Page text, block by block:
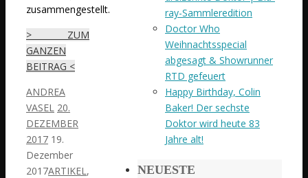
zusammengestellt.
> ZUM
GANZEN
BEITRAG <
ANDREA
VASEL 20.
DEZEMBER
2017 19.
Dezember
2017ARTIKEL,
ray-Sammleredition
Doctor Who
Weihnachtsspecial
abgesagt & Showrunner
RTD gefeuert
Happy Birthday, Colin
Baker! Der sechste
Doktor wird heute 83
Jahre alt!
NEUESTE